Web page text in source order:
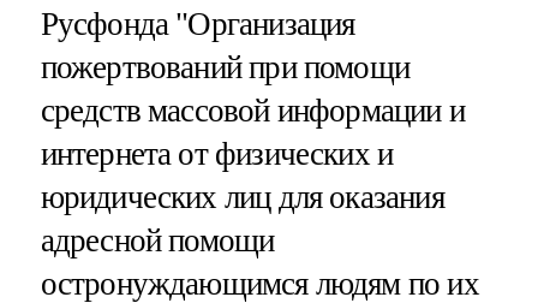
Русфонда "Организация
пожертвований при помощи
средств массовой информации и
интернета от физических и
юридических лиц для оказания
адресной помощи
остронуждающимся людям по их